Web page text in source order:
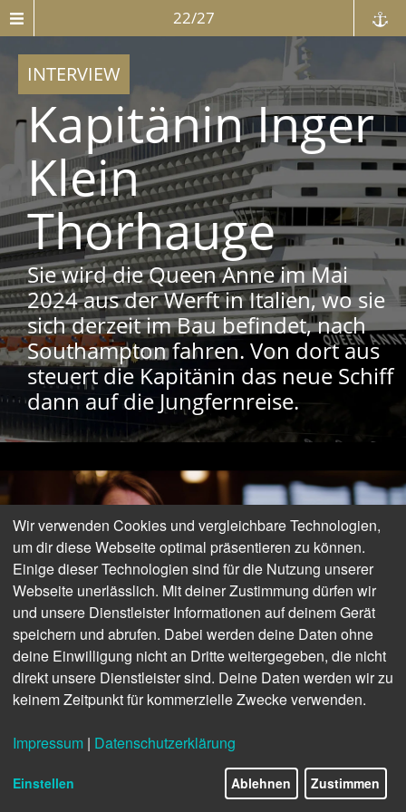
22/27
INTERVIEW
Kapitänin Inger
Klein
Thorhauge
Sie wird die Queen Anne im Mai
2024 aus der Werft in Italien, wo sie
sich derzeit im Bau befindet, nach
Southampton fahren. Von dort aus
steuert die Kapitänin das neue Schiff
dann auf die Jungfernreise.
Wir verwenden Cookies und vergleichbare Technologien,
um dir diese Webseite optimal präsentieren zu können.
Einige dieser Technologien sind für die Nutzung unserer
Webseite unerlässlich. Mit deiner Zustimmung dürfen wir
und unsere Dienstleister Informationen auf deinem Gerät
speichern und abrufen. Dabei werden deine Daten ohne
deine Einwilligung nicht an Dritte weitergegeben, die nicht
direkt unsere Dienstleister sind. Deine Daten werden wir zu
keinem Zeitpunkt für kommerzielle Zwecke verwenden.
Impressum | Datenschutzerklärung
Einstellen Ablehnen Zustimmen